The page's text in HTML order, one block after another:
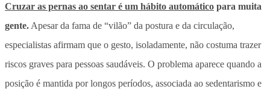
Cruzar as pernas ao sentar é um hábito automático para muita
gente. Apesar da fama de “vilão” da postura e da circulação,
especialistas afirmam que o gesto, isoladamente, não costuma trazer
riscos graves para pessoas saudáveis. O problema aparece quando a
posição é mantida por longos períodos, associada ao sedentarismo e